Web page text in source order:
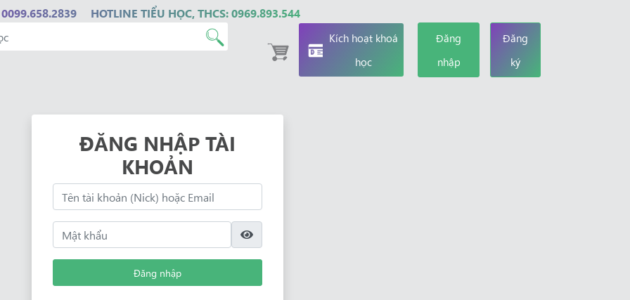
HOTLINE TIỂU HỌC, THCS: 0969.893.544
Kích hoạt khoá
học
Đăng
nhập
Đăng
ký
ĐĂNG NHẬP TÀI
KHOẢN
Đăng nhập